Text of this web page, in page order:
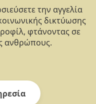
την αγγελία
δικτύωσης
φτάνοντας σε
ανθρώπους.